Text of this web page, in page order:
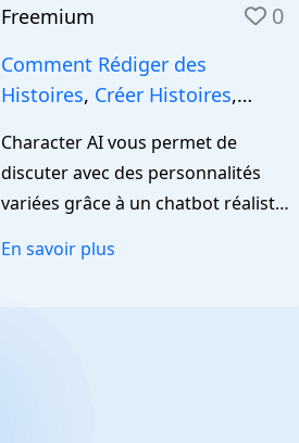
Freemium 0
Comment Rédiger des
Histoires, Créer Histoires,
Character AI vous permet de
discuter avec des personnalités
variées grâce à un chatbot réaliste
En savoir plus